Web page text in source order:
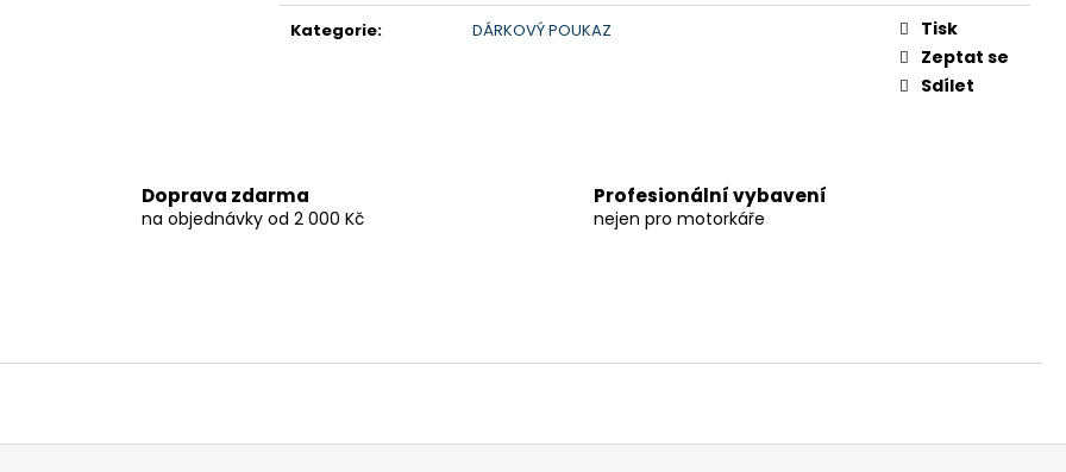
cena:
Kategorie: DÁRKOVÝ POUKAZ
Tisk
Zeptat se
Sdílet
Doprava zdarma
na objednávky od 2 000 Kč
Profesionální vybavení
nejen pro motorkáře